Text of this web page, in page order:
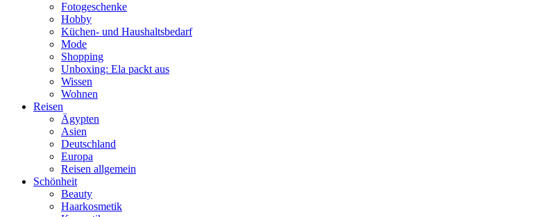
Fotogeschenke
Hobby
Küchen- und Haushaltsbedarf
Mode
Shopping
Unboxing: Ela packt aus
Wissen
Wohnen
Reisen
Ägypten
Asien
Deutschland
Europa
Reisen allgemein
Schönheit
Beauty
Haarkosmetik